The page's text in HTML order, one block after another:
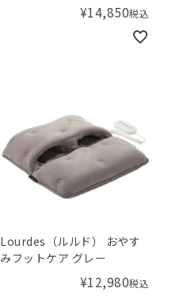
¥14,850税込
Lourdes（ルルド） おやす
みフットケア グレー
¥12,980税込